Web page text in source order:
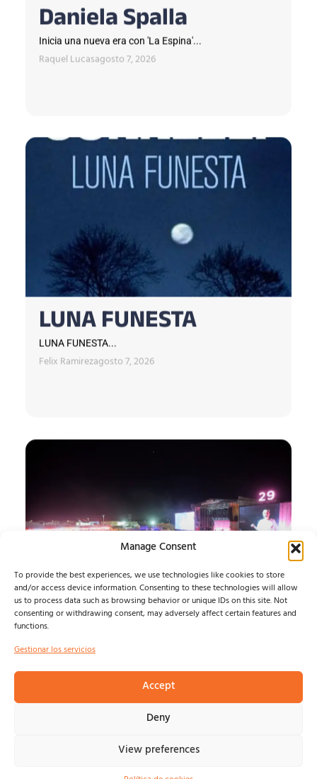
Manage Consent
To provide the best experiences, we use technologies like cookies to store
and/or access device information. Consenting to these technologies will allow
us to process data such as browsing behavior or unique IDs on this site. Not
consenting or withdrawing consent, may adversely affect certain features and
functions.
Gestionar los servicios
Accept
Deny
View preferences
Daniela Spalla
Inicia una nueva era con 'La Espina'...
Raquel Lucasagosto 7, 2026
LUNA FUNESTA
LUNA FUNESTA...
Felix Ramirezagosto 7, 2026
SONORAMA RIBERA 26
JUEVES
POLÍTICA DE PRIVACIDAD Y